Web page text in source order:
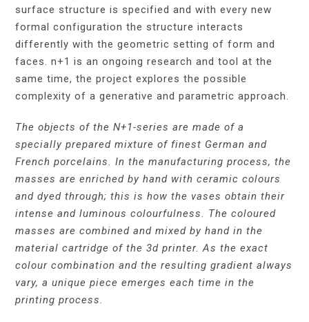
surface structure is specified and with every new
formal configuration the structure interacts
differently with the geometric setting of form and
faces. n+1 is an ongoing research and tool at the
same time, the project explores the possible
complexity of a generative and parametric approach.
The objects of the N+1-series are made of a
specially prepared mixture of finest German and
French porcelains. In the manufacturing process, the
masses are enriched by hand with ceramic colours
and dyed through; this is how the vases obtain their
intense and luminous colourfulness. The coloured
masses are combined and mixed by hand in the
material cartridge of the 3d printer. As the exact
colour combination and the resulting gradient always
vary, a unique piece emerges each time in the
printing process.